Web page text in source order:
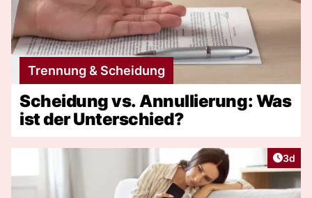
Trennung & Scheidung
Scheidung vs. Annullierung: Was
ist der Unterschied?
3d